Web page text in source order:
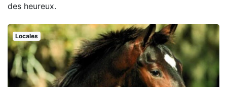
des heureux.
Locales